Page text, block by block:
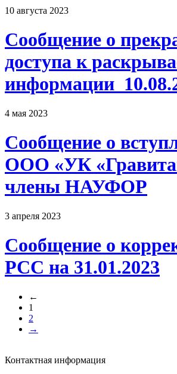
10 августа 2023
Сообщение о
доступа к
4 мая 2023
Сообщение о
ООО «УК
члены НАУФОР
3 апреля 2023
Сообщение о
РСС на 31.01.2023
←
1
2
→
Контактная информация